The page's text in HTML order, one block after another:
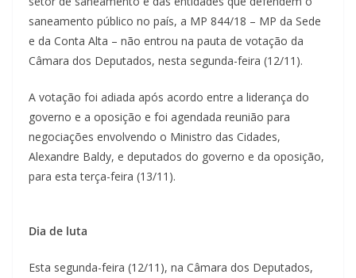
saneamento público no país, a MP 844/18 – MP da Sede
e da Conta Alta – não entrou na pauta de votação da
Câmara dos Deputados, nesta segunda-feira (12/11).
A votação foi adiada após acordo entre a liderança do
governo e a oposição e foi agendada reunião para
negociações envolvendo o Ministro das Cidades,
Alexandre Baldy, e deputados do governo e da oposição,
para esta terça-feira (13/11).
Dia de luta
Esta segunda-feira (12/11), na Câmara dos Deputados,